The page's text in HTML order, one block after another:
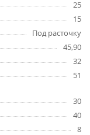
25
15
Под расточку
45,90
32
51
30
40
8